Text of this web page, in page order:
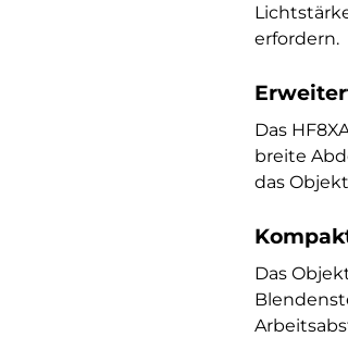
erfordern.
Das
breite
das
Das